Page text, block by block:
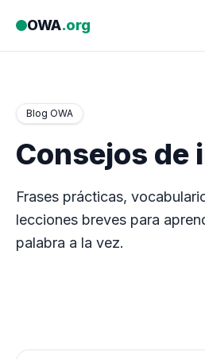
OWA.org
Blog OWA
Consejos de
Frases prácticas,
lecciones breves para
palabra a la vez.